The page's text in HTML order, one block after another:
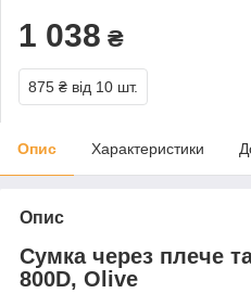
1 038 ₴
875 ₴ від 10 шт.
Опис Характеристики
Опис
Сумка через плече
800D, Olive